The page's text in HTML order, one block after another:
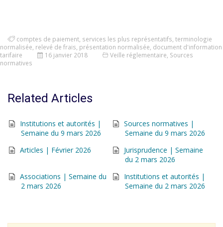
comptes de paiement services les plus représentatifs terminologie
normalisée relevé de frais présentation normalisée document d'information
tarifaire
16 janvier 2018 Veille réglementaire Sources
normatives
Related Articles
Institutions et autorités |
Semaine du 9 mars 2026
Sources normatives |
Semaine du 9 mars 2026
Articles | Février 2026
Jurisprudence | Semaine
du 2 mars 2026
Associations | Semaine du
2 mars 2026
Institutions et autorités |
Semaine du 2 mars 2026